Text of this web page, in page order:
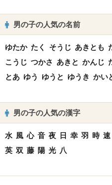
男の子の人気の名前
ゆたか たく そうじ あきとも
こうじ つかさ あきと かんじ
とあ ゆう ゆうと ゆうき かい
男の子の人気の漢字
水 風 心 音 夜 日 幸 羽 時 速
英 双 藤 陽 光 八